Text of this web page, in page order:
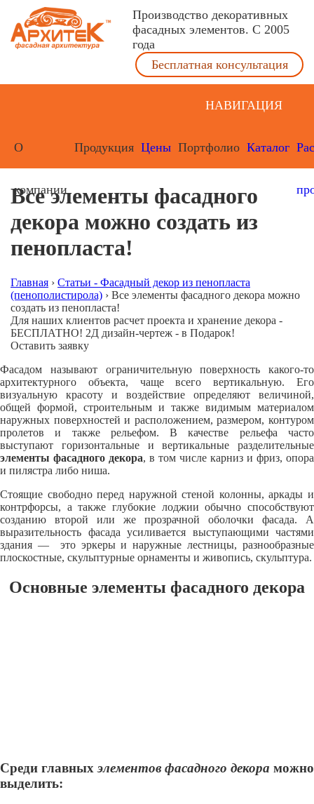
Производство декоративных
фасадных элементов. С 2005
года
Бесплатная консультация
НАВИГАЦИЯ
О
компании
Продукция Цены Портфолио Каталог
Все элементы фасадного
декора можно создать из
пенопласта!
Главная › Статьи - Фасадный декор из пенопласта
(пенополистирола) › Все элементы фасадного декора можно
создать из пенопласта!
Для наших клиентов расчет проекта и хранение декора -
БЕСПЛАТНО! 2Д дизайн-чертеж - в Подарок!
Оставить заявку
Фасадом называют ограничительную поверхность какого-то
архитектурного объекта, чаще всего вертикальную. Его
визуальную красоту и воздействие определяют величиной,
общей формой, строительным и также видимым материалом
наружных поверхностей и расположением, размером, контуром
пролетов и также рельефом. В качестве рельефа часто
выступают горизонтальные и вертикальные разделительные
элементы фасадного декора, в том числе карниз и фриз, опора
и пилястра либо ниша.
Стоящие свободно перед наружной стеной колонны, аркады и
контрфорсы, а также глубокие лоджии обычно способствуют
созданию второй или же прозрачной оболочки фасада. А
выразительность фасада усиливается выступающими частями
здания — это эркеры и наружные лестницы, разнообразные
плоскостные, скульптурные орнаменты и живопись, скульптура.
Основные элементы фасадного декора
Среди главныхэлементов фасадного декора можно
выделить: